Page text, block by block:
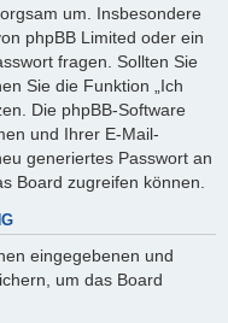
um. Insbesondere
phpBB Limited oder ein
fragen. Sollten Sie
Sie die Funktion „Ich
Die phpBB-Software
und Ihrer E-Mail-
generiertes Passwort an
Board zugreifen können.
eingegebenen und
um das Board